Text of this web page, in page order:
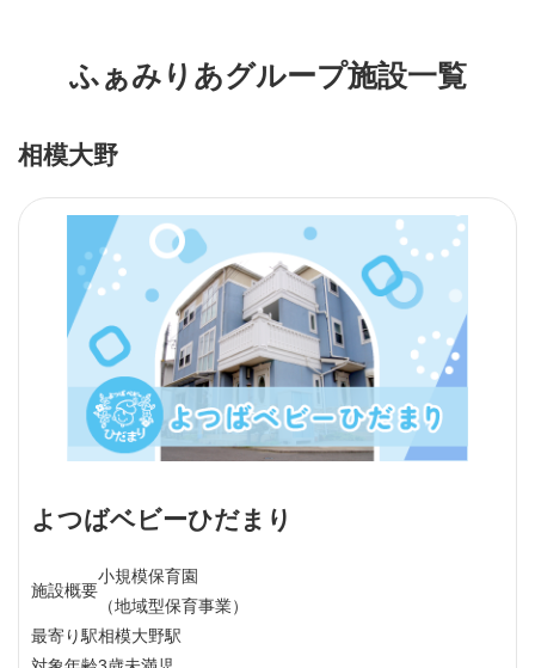
ふぁみりあグループ施設一覧
相模大野
よつばベビーひだまり
施設概要
小規模保育園
（地域型保育事業）
最寄り駅相模大野駅